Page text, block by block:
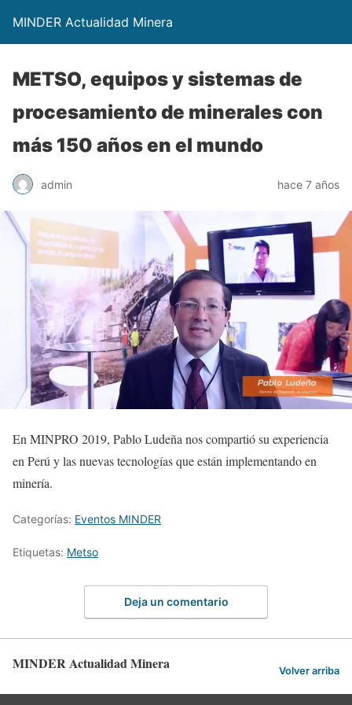
MINDER Actualidad Minera
METSO, equipos y sistemas de
procesamiento de minerales con
más 150 años en el mundo
admin hace 7 años
En MINPRO 2019, Pablo Ludeña nos compartió su experiencia
en Perú y las nuevas tecnologías que están implementando en
minería.
Categorías: Eventos MINDER
Etiquetas: Metso
Deja un comentario
MINDER Actualidad Minera Volver arriba